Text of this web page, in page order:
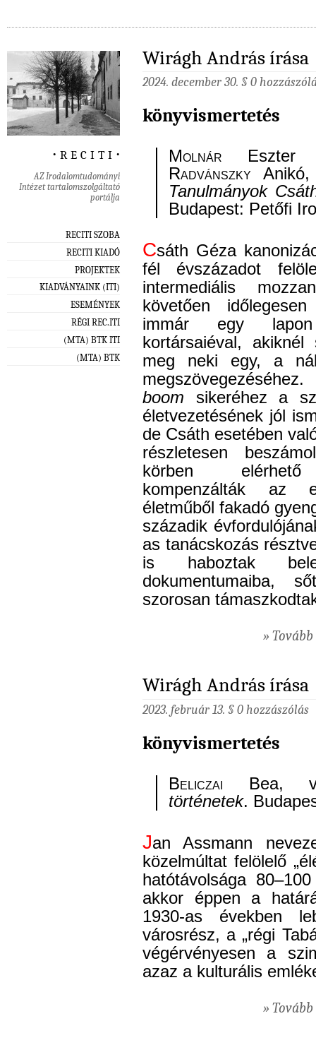
‧ r e c i t i ‧
AZ Irodalomtudományi
Intézet tartalomszolgáltató
portálja
RECITI SZOBA
RECITI KIADÓ
PROJEKTEK
KIADVÁNYAINK (ITI)
ESEMÉNYEK
RÉGI REC.ITI
(MTA) BTK ITI
(MTA) BTK
Wirágh András írása
2024. december 30. § 0
könyvismertetés
Molnár Eszter
Radvánszky
Tanulmányok
Budapest: Petőfi
Csáth Géza
fél évszázadot
intermediális
követően
immár egy lapon
kortársaiéval,
meg neki egy, a
boom sikeréhez a
életvezetésének jól
de Csáth esetében
részletesen
körben elérhető
kompenzálták az
életműből fakadó
századik
as tanácskozás
is haboztak
dokumentumaiba,
szorosan
»
Wirágh András írása
2023. február 13. § 0 hozzászólás
könyvismertetés
Beliczai Bea,
történetek.
Jan Assmann
közelmúltat felölelő
hatótávolsága
akkor éppen a
1930-as években
városrész, a „régi
végérvényesen a
azaz a kulturális
»